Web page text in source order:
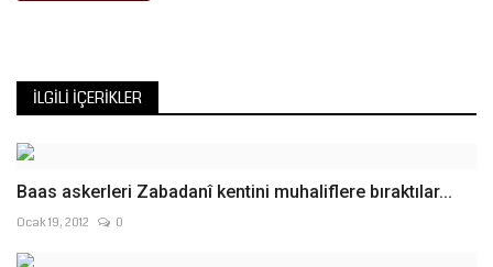
İLGILI İÇERIKLER
Baas askerleri Zabadanî kentini muhaliflere bıraktılar...
Ocak 19, 2012 0